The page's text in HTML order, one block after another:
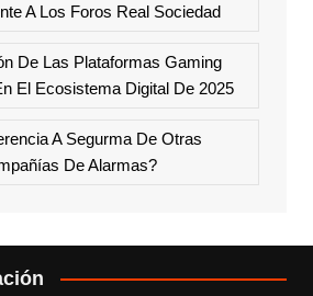
A Los Foros Real Sociedad
De Las Plataformas Gaming
El Ecosistema Digital De 2025
A Segurma De Otras
De Alarmas?